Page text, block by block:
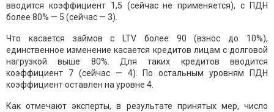
вводится коэффициент 1,5 (сейчас не применяется), с ПДН
более 80% — 5 (сейчас — 3).
Что касается займов с LTV более 90 (взнос до 10%),
единственное изменение касается кредитов лицам с долговой
нагрузкой выше 80%. Для таких кредитов вводится
коэффициент 7 (сейчас — 4). По остальным уровням ПДН
коэффициент оставлен на уровне 4.
Как отмечают эксперты, в результате принятых мер, число